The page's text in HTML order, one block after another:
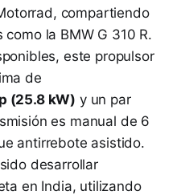
compartiendo
la BMW G 310 R.
este propulsor
de
(25.8 kW) y un par
es manual de 6
antirrebote asistido.
desarrollar
en India, utilizando